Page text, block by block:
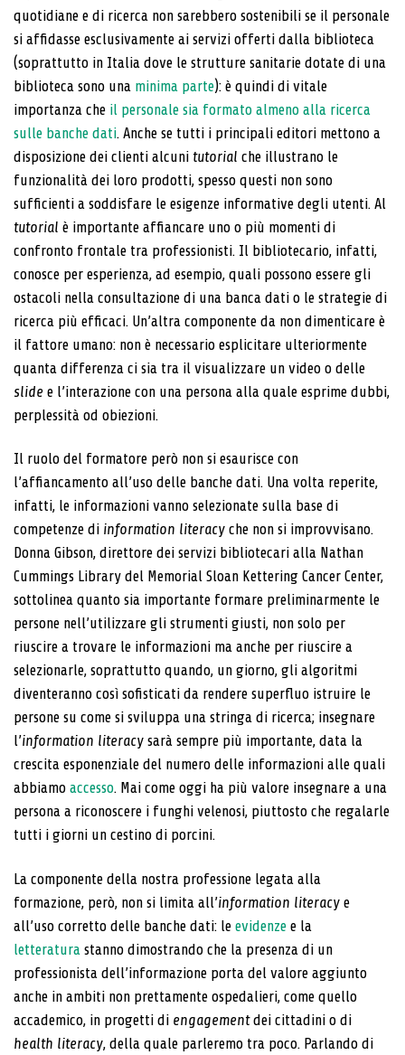
quotidiane e di ricerca non sarebbero sostenibili se il personale
si affidasse esclusivamente ai servizi offerti dalla biblioteca
(soprattutto in Italia dove le strutture sanitarie dotate di una
biblioteca sono una minima parte): è quindi di vitale
importanza che il personale sia formato almeno alla ricerca
sulle banche dati. Anche se tutti i principali editori mettono a
disposizione dei clienti alcuni tutorial che illustrano le
funzionalità dei loro prodotti, spesso questi non sono
sufficienti a soddisfare le esigenze informative degli utenti. Al
tutorial è importante affiancare uno o più momenti di
confronto frontale tra professionisti. Il bibliotecario, infatti,
conosce per esperienza, ad esempio, quali possono essere gli
ostacoli nella consultazione di una banca dati o le strategie di
ricerca più efficaci. Un’altra componente da non dimenticare è
il fattore umano: non è necessario esplicitare ulteriormente
quanta differenza ci sia tra il visualizzare un video o delle
slide e l’interazione con una persona alla quale esprime dubbi,
perplessità od obiezioni.
Il ruolo del formatore però non si esaurisce con
l’affiancamento all’uso delle banche dati. Una volta reperite,
infatti, le informazioni vanno selezionate sulla base di
competenze di information literacy che non si improvvisano.
Donna Gibson, direttore dei servizi bibliotecari alla Nathan
Cummings Library del Memorial Sloan Kettering Cancer Center,
sottolinea quanto sia importante formare preliminarmente le
persone nell’utilizzare gli strumenti giusti, non solo per
riuscire a trovare le informazioni ma anche per riuscire a
selezionarle, soprattutto quando, un giorno, gli algoritmi
diventeranno così sofisticati da rendere superfluo istruire le
persone su come si sviluppa una stringa di ricerca; insegnare
l’information literacy sarà sempre più importante, data la
crescita esponenziale del numero delle informazioni alle quali
abbiamo accesso. Mai come oggi ha più valore insegnare a una
persona a riconoscere i funghi velenosi, piuttosto che regalarle
tutti i giorni un cestino di porcini.
La componente della nostra professione legata alla
formazione, però, non si limita all’information literacy e
all’uso corretto delle banche dati: le evidenze e la
letteratura stanno dimostrando che la presenza di un
professionista dell’informazione porta del valore aggiunto
anche in ambiti non prettamente ospedalieri, come quello
accademico, in progetti di engagementdei cittadini o di
health literacy, della quale parleremo tra poco. Parlando di